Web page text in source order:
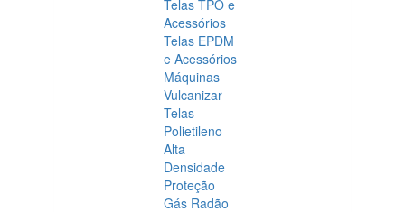
Telas TPO e
Acessórios
Telas EPDM
e Acessórios
Máquinas
Vulcanizar
Telas
Polietileno
Alta
Densidade
Proteção
Gás Radão